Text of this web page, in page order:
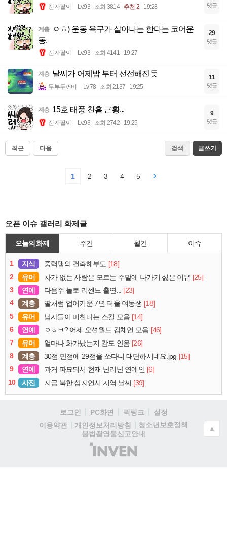
전자팔찌 Lv.93 조회 3814 추천 2 19:28 댓글
계층
ㅇㅎ) 운동 욕구가 살아나는 한다는 코어운
동.
전자팔찌 Lv.93 조회 4141 19:27
29
댓글
계층 날씨가 어제밤 부터 선선해진듯
두부두꺼비 Lv.78 조회 2137 19:25
11
댓글
계층 15호 태풍 찬홈 근황...
전자팔찌 Lv.93 조회 2742 19:25
9
댓글
최근 다음 검색 글쓰기
1 2 3 4 5
오픈 이슈 갤러리 화제글
오늘의 화제 주간 월간 이슈
1 지식 중력댐의 건축해부도 [18]
2
유머 차가 없는 사람은 모르는 주말에 나가기 싫은 이유 [25]
3
연예 다음주 놀토 리센느 출연...
[23]
4
계층 딸처럼 업어키운 7년 터울 여동생 [18]
5
유머 남자들이 미친다는 스킬 모음 [14]
6
연예 ㅇㅎㅂ? 어제 오션월드 김채연 모음 [46]
7
유머 얼마나 화가났는지 감도 안옴 [26]
8
계층 30점 만점에 29점을 쏘다니 대단하시네요.jpg [15]
9
연예 과거 파묘되서 현재 난리난 연예인 [6]
10
사진 지금 북한 삼지연시 지역 날씨 [39]
로그인 PC화면 퀵링크
설정
이용약관
개인정보처리방침
청소년보호정책
불법촬영물신고안내
(주)
인
▲